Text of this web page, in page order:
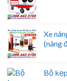
Xe
(nâng
Bộ